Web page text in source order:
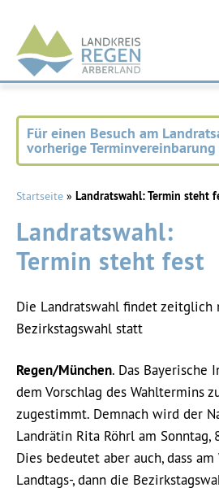
Landkreis
Regen
Für einen Besuch am
vorherige
Startseite » Landratswahl: Termin steht
Landratswahl:
Termin steht fest
Die Landratswahl findet zeitglich
Bezirkstagswahl statt
Regen/München. Das Bayerische
dem Vorschlag des Wahltermins
zugestimmt. Demnach wird der
Landrätin Rita Röhrl am Sonntag,
Dies bedeutet aber auch, dass
Landtags-, dann die